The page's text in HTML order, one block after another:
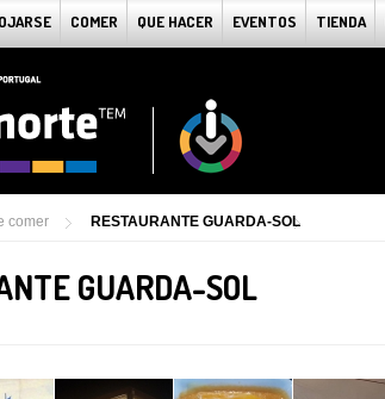
COMER QUE HACER EVENTOS TIENDA
comer RESTAURANTE GUARDA-SOL
GUARDA-SOL